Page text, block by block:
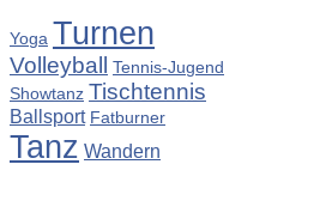
Yoga Turnen
Volleyball Tennis-Jugend
Showtanz Tischtennis
Ballsport Fatburner
Tanz Wandern